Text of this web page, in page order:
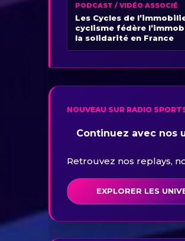
PODCAST / VIDÉO ASSOCIÉ
Les Cycles de
cyclisme fédère
la solidarité en France
NOUVEAU SUR RADIO
Continuez avec nos
Retrouvez nos replays,
EXPLORER LES